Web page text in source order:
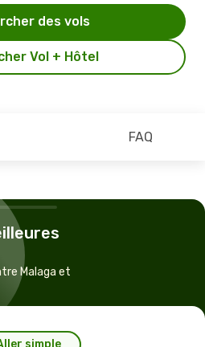
Vol + Hôtel
des vols
FAQ
Malaga et
simple